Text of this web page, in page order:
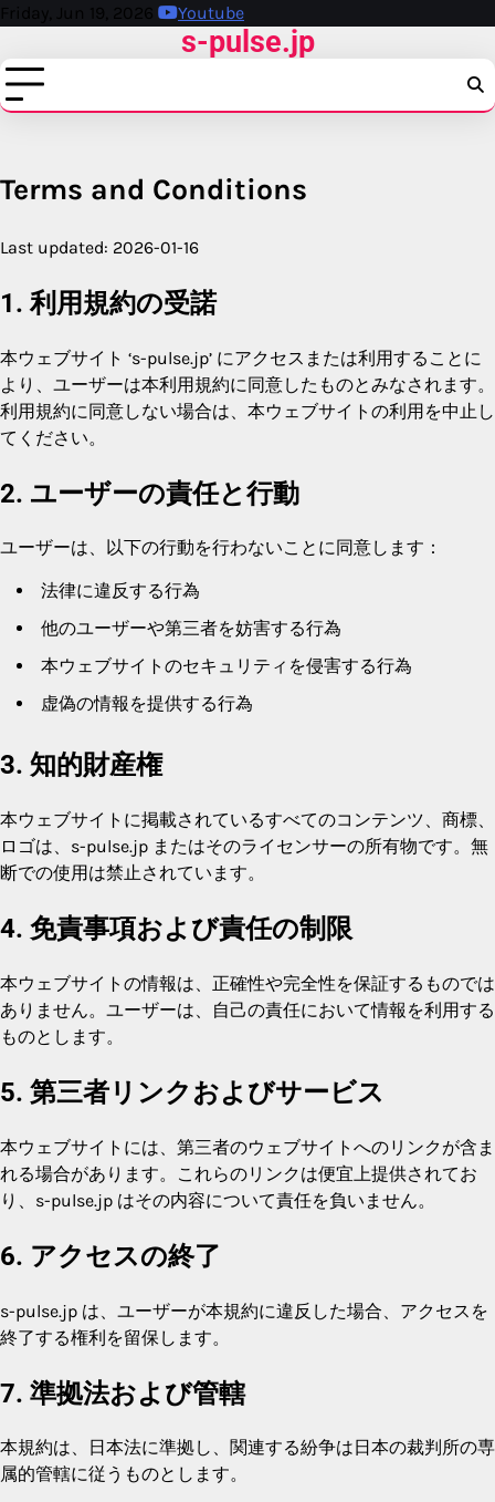
Skip
content
Friday, Jun 19, 2026 Youtube
s-pulse.jp
Terms and Conditions
Last updated: 2026-01-16
1. 利用規約の受諾
本ウェブサイト ‘s-pulse.jp’ にアクセスまたは利用することに
より、ユーザーは本利用規約に同意したものとみなされます。
利用規約に同意しない場合は、本ウェブサイトの利用を中止し
てください。
2. ユーザーの責任と行動
ユーザーは、以下の行動を行わないことに同意します：
法律に違反する行為
他のユーザーや第三者を妨害する行為
本ウェブサイトのセキュリティを侵害する行為
虚偽の情報を提供する行為
3. 知的財産権
本ウェブサイトに掲載されているすべてのコンテンツ、商標、
ロゴは、s-pulse.jp またはそのライセンサーの所有物です。無
断での使用は禁止されています。
4. 免責事項および責任の制限
本ウェブサイトの情報は、正確性や完全性を保証するものでは
ありません。ユーザーは、自己の責任において情報を利用する
ものとします。
5. 第三者リンクおよびサービス
本ウェブサイトには、第三者のウェブサイトへのリンクが含ま
れる場合があります。これらのリンクは便宜上提供されてお
り、s-pulse.jp はその内容について責任を負いません。
6. アクセスの終了
s-pulse.jp は、ユーザーが本規約に違反した場合、アクセスを
終了する権利を留保します。
7. 準拠法および管轄
本規約は、日本法に準拠し、関連する紛争は日本の裁判所の専
属的管轄に従うものとします。